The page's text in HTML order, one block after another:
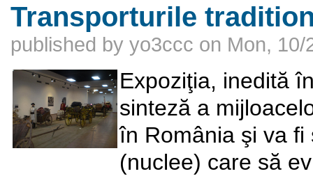
Transporturile
published by yo3ccc on Mon, 10/
Expoziţia, inedită
sinteză a
în România şi va fi
(nuclee) care să